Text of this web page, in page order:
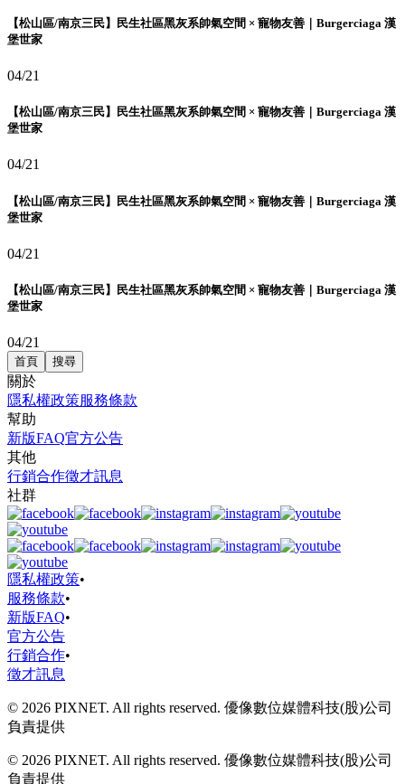
【松山區/南京三民】民生社區黑灰系帥氣空間 × 寵物友善｜Burgerciaga 漢
堡世家
04/21
【松山區/南京三民】民生社區黑灰系帥氣空間 × 寵物友善｜Burgerciaga 漢
堡世家
04/21
【松山區/南京三民】民生社區黑灰系帥氣空間 × 寵物友善｜Burgerciaga 漢
堡世家
04/21
【松山區/南京三民】民生社區黑灰系帥氣空間 × 寵物友善｜Burgerciaga 漢
堡世家
04/21
首頁 搜尋
關於
隱私權政策服務條款
幫助
新版FAQ官方公告
其他
行銷合作徵才訊息
社群
隱私權政策•
服務條款•
新版FAQ•
官方公告
行銷合作•
徵才訊息
© 2026 PIXNET. All rights reserved. 優像數位媒體科技(股)公司
負責提供
© 2026 PIXNET. All rights reserved. 優像數位媒體科技(股)公司
負責提供